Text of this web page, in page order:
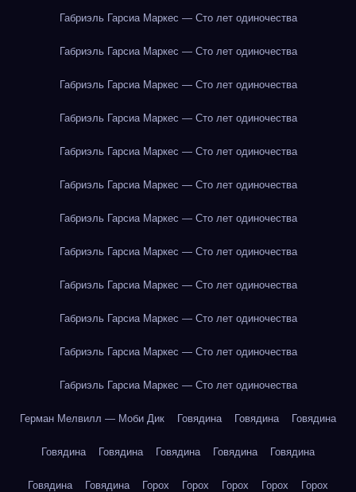
Габриэль Гарсиа Маркес — Сто лет одиночества
Габриэль Гарсиа Маркес — Сто лет одиночества
Габриэль Гарсиа Маркес — Сто лет одиночества
Габриэль Гарсиа Маркес — Сто лет одиночества
Габриэль Гарсиа Маркес — Сто лет одиночества
Габриэль Гарсиа Маркес — Сто лет одиночества
Габриэль Гарсиа Маркес — Сто лет одиночества
Габриэль Гарсиа Маркес — Сто лет одиночества
Габриэль Гарсиа Маркес — Сто лет одиночества
Габриэль Гарсиа Маркес — Сто лет одиночества
Габриэль Гарсиа Маркес — Сто лет одиночества
Габриэль Гарсиа Маркес — Сто лет одиночества
Герман Мелвилл — Моби Дик Говядина Говядина Говядина
Говядина Говядина Говядина Говядина Говядина
Говядина Говядина Горох Горох Горох Горох Горох